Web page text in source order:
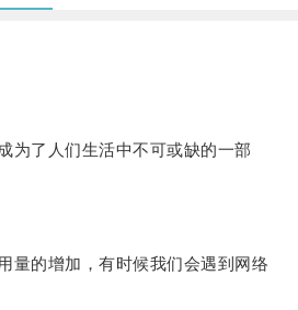
了人们生活中不可或缺的一部
的增加，有时候我们会遇到网络